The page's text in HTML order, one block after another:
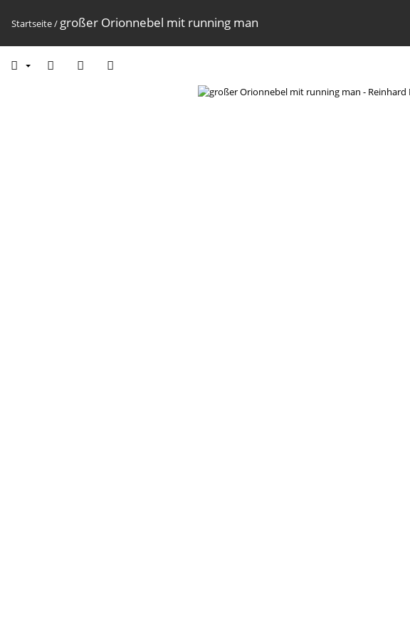
Startseite/ großer Orionnebel mit running man